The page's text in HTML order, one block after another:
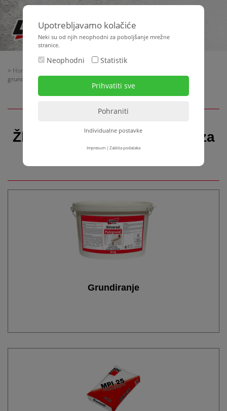
> Home
grundiranje - mase za zaglađivanje i boje
Žbuke - grundiranje - mase za
zaglađivanje i boje
Grundiranje
Upotrebljavamo kolačiće
Neki su od njih neophodni za poboljšanje mrežne
stranice.
Neophodni Statistik
Individualne postavke
Impresum| Zaštita podataka